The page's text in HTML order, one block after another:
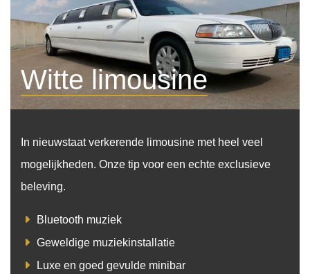
Witte limousine
In nieuwstaat verkerende limousine met heel veel
mogelijkheden. Onze tip voor een echte exclusieve
beleving.
Bluetooth muziek
Geweldige muziekinstallatie
Luxe en goed gevulde minibar